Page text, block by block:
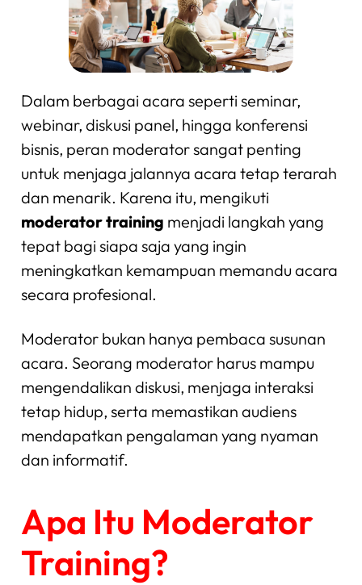
Dalam berbagai acara seperti seminar,
webinar, diskusi panel, hingga konferensi
bisnis, peran moderator sangat penting
untuk menjaga jalannya acara tetap terarah
dan menarik. Karena itu, mengikuti
moderator training menjadi langkah yang
tepat bagi siapa saja yang ingin
meningkatkan kemampuan memandu acara
secara profesional.
Moderator bukan hanya pembaca susunan
acara. Seorang moderator harus mampu
mengendalikan diskusi, menjaga interaksi
tetap hidup, serta memastikan audiens
mendapatkan pengalaman yang nyaman
dan informatif.
Apa Itu Moderator
Training?